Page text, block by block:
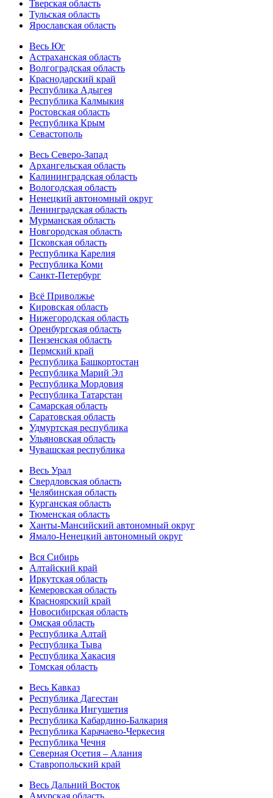
Тверская область
Тульская область
Ярославская область
Весь Юг
Астраханская область
Волгоградская область
Краснодарский край
Республика Адыгея
Республика Калмыкия
Ростовская область
Республика Крым
Севастополь
Весь Северо-Запад
Архангельская область
Калининградская область
Вологодская область
Ненецкий автономный округ
Ленинградская область
Мурманская область
Новгородская область
Псковская область
Республика Карелия
Республика Коми
Санкт-Петербург
Всё Приволжье
Кировская область
Нижегородская область
Оренбургская область
Пензенская область
Пермский край
Республика Башкортостан
Республика Марий Эл
Республика Мордовия
Республика Татарстан
Самарская область
Саратовская область
Удмуртская республика
Ульяновская область
Чувашская республика
Весь Урал
Свердловская область
Челябинская область
Курганская область
Тюменская область
Ханты-Мансийский автономный округ
Ямало-Ненецкий автономный округ
Вся Сибирь
Алтайский край
Иркутская область
Кемеровская область
Красноярский край
Новосибирская область
Омская область
Республика Алтай
Республика Тыва
Республика Хакасия
Томская область
Весь Кавказ
Республика Дагестан
Республика Ингушетия
Республика Кабардино-Балкария
Республика Карачаево-Черкесия
Республика Чечня
Северная Осетия – Алания
Ставропольский край
Весь Дальний Восток
Амурская область